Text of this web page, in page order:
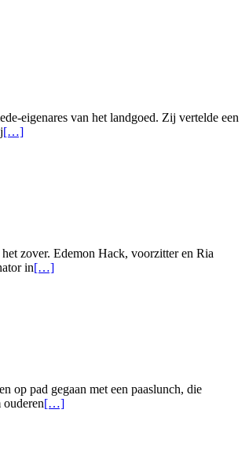
eigenares van het landgoed. Zij vertelde een
Lees
[…]
zover. Edemon Hack, voorzitter en Ria
inLees
[…]
op pad gegaan met een paaslunch, die
Lees
[…]